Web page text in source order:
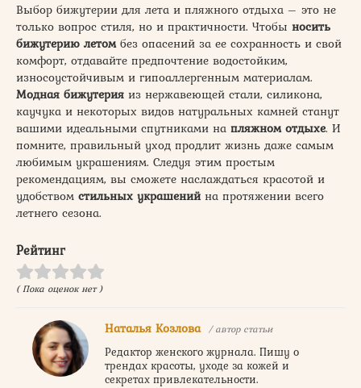
Выбор бижутерии для лета и пляжного отдыха – это не
только вопрос стиля, но и практичности. Чтобы носить
бижутерию летомбез опасений за ее сохранность и свой
комфорт, отдавайте предпочтение водостойким,
износоустойчивым и гипоаллергенным материалам.
Модная бижутерия из нержавеющей стали, силикона,
каучука и некоторых видов натуральных камней станут
вашими идеальными спутниками на пляжном отдыхе. И
помните, правильный уход продлит жизнь даже самым
любимым украшениям. Следуя этим простым
рекомендациям, вы сможете наслаждаться красотой и
удобством стильных украшенийна протяжении всего
летнего сезона.
Рейтинг
( Пока оценок нет )
Наталья Козлова / автор статьи
Редактор женского журнала. Пишу о
трендах красоты, уходе за кожей и
секретах привлекательности.